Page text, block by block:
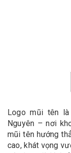
Logo mũi tên
Nguyên – nơi
mũi tên hướng
cao, khát vọng